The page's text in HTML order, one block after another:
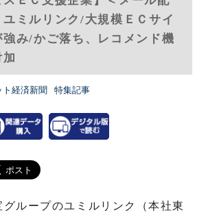
ミルリンク/大規模ＥＣサイ
強み/かご落ち、レコメンド機
ト経済新聞 特集記事
ループのユミルリンク（本社東